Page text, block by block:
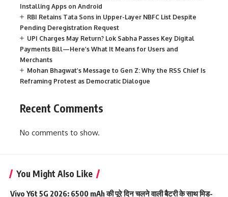
Installing Apps on Android
RBI Retains Tata Sons in Upper-Layer NBFC List Despite
Pending Deregistration Request
UPI Charges May Return? Lok Sabha Passes Key Digital
Payments Bill—Here’s What It Means for Users and
Merchants
Mohan Bhagwat’s Message to Gen Z: Why the RSS Chief Is
Reframing Protest as Democratic Dialogue
Recent Comments
No comments to show.
You Might Also Like
Vivo Y6t 5G 2026: 6500 mAh की पूरे दिन चलने वाली बैटरी के साथ मिड-